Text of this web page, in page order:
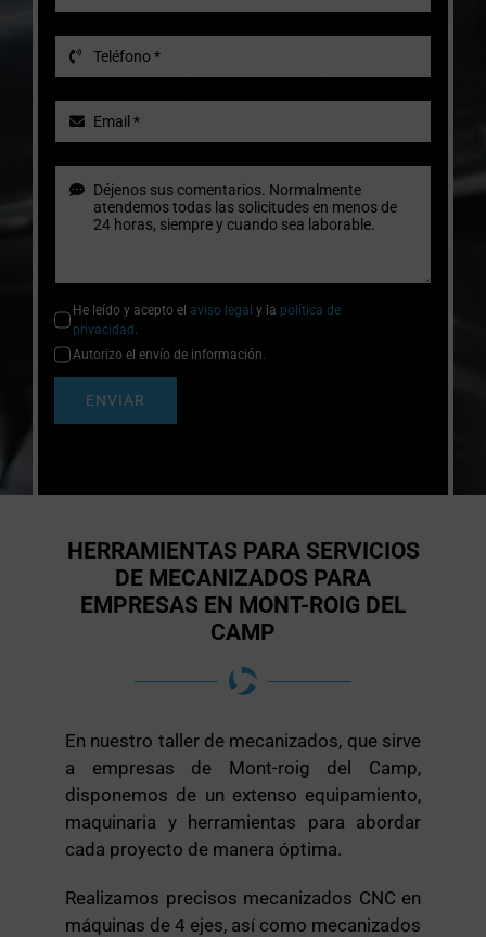
He leído y acepto el aviso legal y la política de
privacidad .
Autorizo el envío de información.
ENVIAR
HERRAMIENTAS PARA SERVICIOS
DE MECANIZADOS PARA
EMPRESAS EN MONT-ROIG DEL
CAMP
En nuestro taller de mecanizados, que sirve
a empresas de Mont-roig del Camp,
disponemos de un extenso equipamiento,
maquinaria y herramientas para abordar
cada proyecto de manera óptima.
Realizamos precisos mecanizados CNC en
máquinas de 4 ejes, así como mecanizados